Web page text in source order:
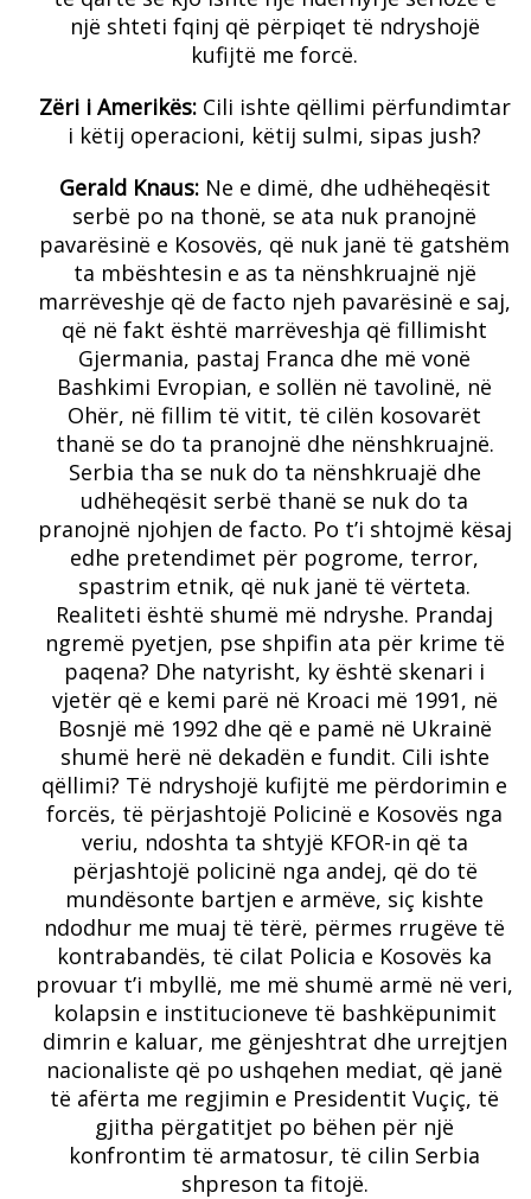
një shteti fqinj që përpiqet të ndryshojë
kufijtë me forcë.
Zëri i Amerikës:Cili ishte qëllimi përfundimtar
i këtij operacioni, këtij sulmi, sipas jush?
Gerald Knaus: Ne e dimë, dhe udhëheqësit
serbë po na thonë, se ata nuk pranojnë
pavarësinë e Kosovës, që nuk janë të gatshëm
ta mbështesin e as ta nënshkruajnë një
marrëveshje që de facto njeh pavarësinë e saj,
që në fakt është marrëveshja që fillimisht
Gjermania, pastaj Franca dhe më vonë
Bashkimi Evropian, e sollën në tavolinë, në
Ohër, në fillim të vitit, të cilën kosovarët
thanë se do ta pranojnë dhe nënshkruajnë.
Serbia tha se nuk do ta nënshkruajë dhe
udhëheqësit serbë thanë se nuk do ta
pranojnë njohjen de facto. Po t’i shtojmë kësaj
edhe pretendimet për pogrome, terror,
spastrim etnik, që nuk janë të vërteta.
Realiteti është shumë më ndryshe. Prandaj
ngremë pyetjen, pse shpifin ata për krime të
paqena? Dhe natyrisht, ky është skenari i
vjetër që e kemi parë në Kroaci më 1991, në
Bosnjë më 1992 dhe që e pamë në Ukrainë
shumë herë në dekadën e fundit. Cili ishte
qëllimi? Të ndryshojë kufijtë me përdorimin e
forcës, të përjashtojë Policinë e Kosovës nga
veriu, ndoshta ta shtyjë KFOR-in që ta
përjashtojë policinë nga andej, që do të
mundësonte bartjen e armëve, siç kishte
ndodhur me muaj të tërë, përmes rrugëve të
kontrabandës, të cilat Policia e Kosovës ka
provuar t’i mbyllë, me më shumë armë në veri,
kolapsin e institucioneve të bashkëpunimit
dimrin e kaluar, me gënjeshtrat dhe urrejtjen
nacionaliste që po ushqehen mediat, që janë
të afërta me regjimin e Presidentit Vuçiç, të
gjitha përgatitjet po bëhen për një
konfrontim të armatosur, të cilin Serbia
shpreson ta fitojë.